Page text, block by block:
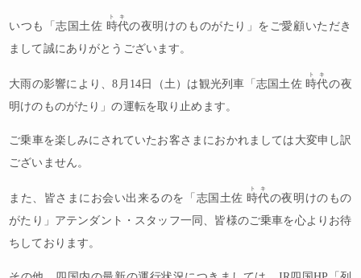
いつも「志国土佐 時代
トキ
の夜明けのものがたり」をご愛顧いただき
まして誠にありがとうございます。
大雨の影響により、8月14日（土）は観光列車「志国土佐 時代
トキ
の夜
明けのものがたり」の運転を取り止めます。
ご乗車を楽しみにされていたお客さまにおかれましては大変申し訳
ございません。
また、皆さまにお会い出来るのを「志国土佐 時代
トキ
の夜明けのもの
がたり」アテンダント・スタッフ一同、皆様のご乗車を心よりお待
ちしております。